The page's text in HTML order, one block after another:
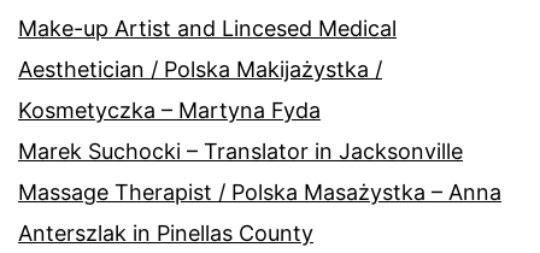
Make-up Artist and Lincesed Medical
Aesthetician / Polska Makijażystka /
Kosmetyczka – Martyna Fyda
Marek Suchocki – Translator in Jacksonville
Massage Therapist / Polska Masażystka – Anna
Anterszlak in Pinellas County